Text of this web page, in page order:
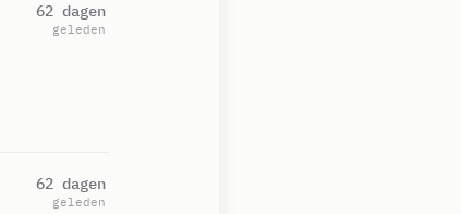
62 dagen
geleden
62 dagen
geleden